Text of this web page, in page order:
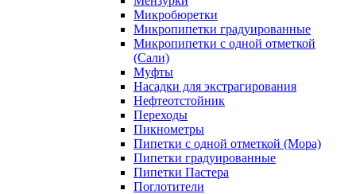
Микробюретки
Микропипетки градуированные
Микропипетки с одной отметкой
(Сали)
Муфты
Насадки для экстрагирования
Нефтеотстойник
Переходы
Пикнометры
Пипетки с одной отметкой (Мора)
Пипетки градуированные
Пипетки Пастера
Поглотители